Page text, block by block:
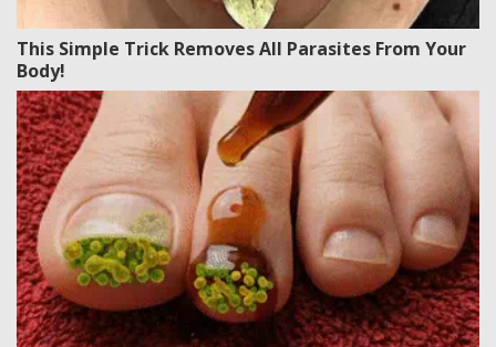
This Simple Trick Removes All Parasites From Your
Body!